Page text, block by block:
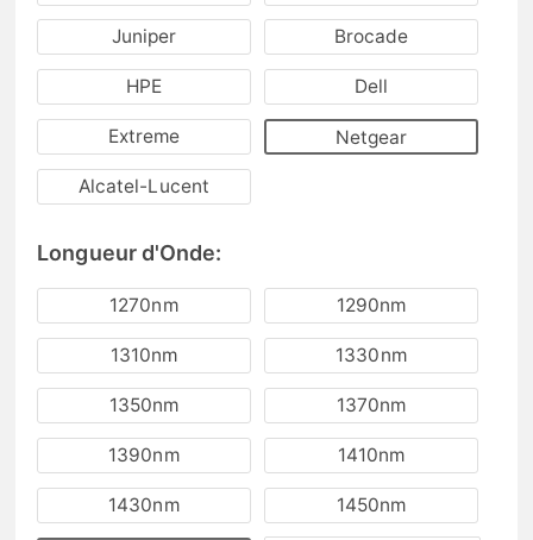
Juniper Brocade
HPE Dell
Extreme Netgear
Alcatel-Lucent
Longueur d'Onde:
1270nm 1290nm
1310nm 1330nm
1350nm 1370nm
1390nm 1410nm
1430nm 1450nm